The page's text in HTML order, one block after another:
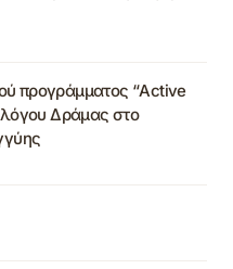
προγράμματος “Active
Δράμας στο